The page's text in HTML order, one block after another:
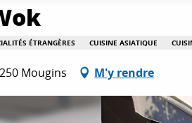
ÉTRANGÈRES CUISINE ASIATIQUE
Mougins M'y rendre